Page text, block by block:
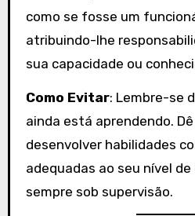
como se fosse um
atribuindo-lhe
sua capacidade ou
Como Evitar: Lembre-se
ainda está aprendendo.
desenvolver habilidades
adequadas ao seu nível
sempre sob supervisão.